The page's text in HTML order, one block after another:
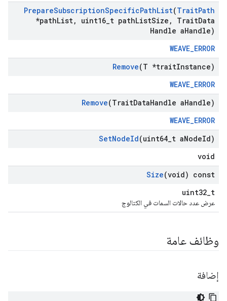
PrepareSubscriptionSpecificPathList(TraitPath
*pathList, uint16 t pathListSize , TraitData
Handle aHandle)
WEAVE_ERROR
Remove(T *traitInstance)
WEAVE_ERROR
Remove(TraitDataHandle aHandle)
WEAVE_ERROR
SetNodeId(uint64 t aNodeId)
void
Size(void) const
uint32_t
عرض عدد حالات السمات في الكتالوج
وظائف عامة
إضافة